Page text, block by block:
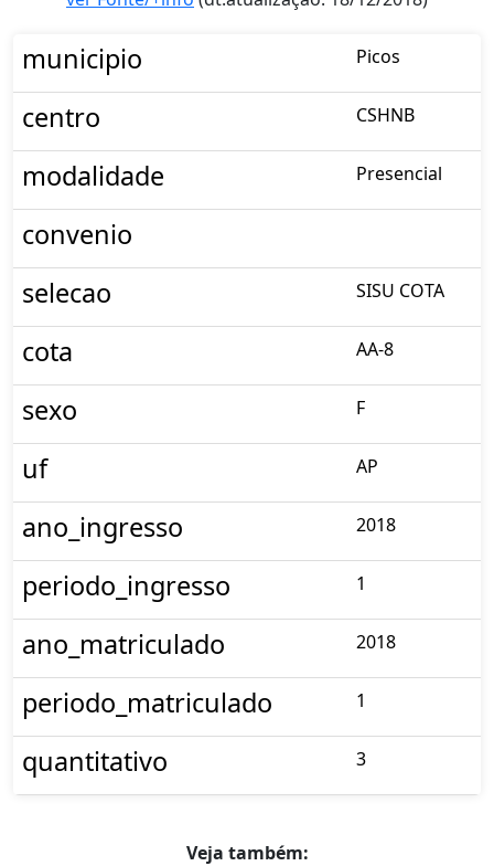
municipio Picos
centro CSHNB
modalidade Presencial
convenio
selecao
SISU COTA
cota AA-8
sexo F
uf AP
ano_ingresso 2018
periodo_ingresso 1
ano_matriculado 2018
periodo_matriculado 1
quantitativo 3
Veja também: